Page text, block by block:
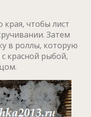
чтобы лист
Затем
в роллы, которую
красной рыбой,